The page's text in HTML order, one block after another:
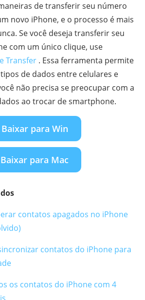
de transferir seu número
novo iPhone, e o processo é mais
Se você deseja transferir seu
com um único clique, use
Transfer . Essa ferramenta permite
de dados entre celulares e
não precisa se preocupar com a
ao trocar de smartphone.
Baixar para Win
Baixar para Mac
contatos apagados no iPhone
contatos do iPhone para
os contatos do iPhone com 4